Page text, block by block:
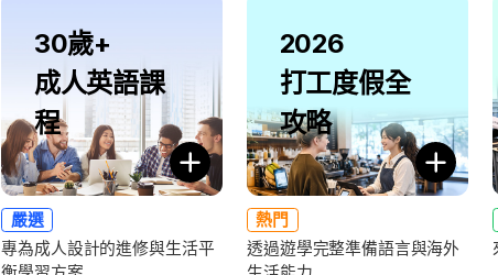
30歲+
成人英語課
程
嚴選
專為成人設計的進修與生活平
2026
打工度假全
攻略
熱門
透過遊學完整準備語言與海外